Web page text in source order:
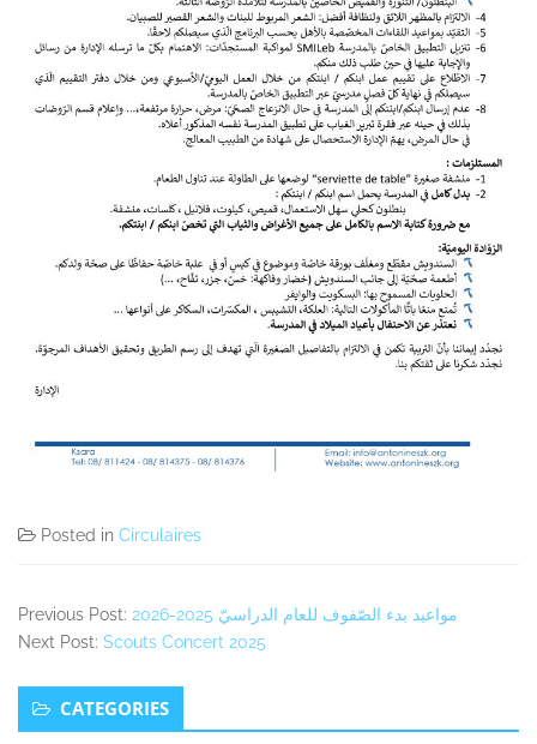
Posted in Circulaires
Previous Post:
مواعيد بدء الصّفوف للعام الدراسيّ 2025-2026
Next Post: Scouts Concert 2025
Secondary
Sidebar
CATEGORIES